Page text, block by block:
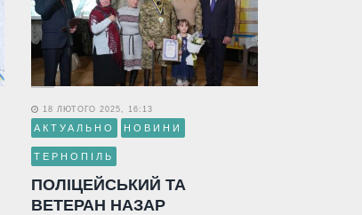
18 ЛЮТОГО 2025, 16:13
АКТУАЛЬНО НОВИНИ
ТЕРНОПІЛЬ
ПОЛІЦЕЙСЬКИЙ ТА
ВЕТЕРАН НАЗАР